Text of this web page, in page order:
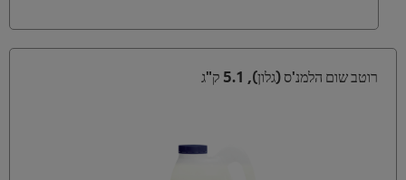
רוטב שום הלמנ'ס (גלון), 5.1 ק"ג